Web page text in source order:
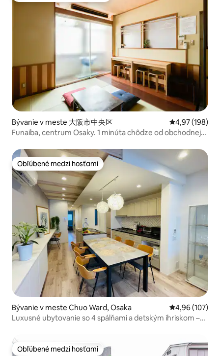
Bývanie v meste 大阪市中央区 Priemerné
4,97 (198)
Funaiba, centrum Osaky. 1 minúta chôdze od obchodnej
Vynikajúca dostupnosť! 2F (47 m²)
Obľúbené medzi hosťami
Obľúbené medzi hosťami
Bývanie v meste Chuo Ward, Osaka Priemerné
4,96 (107)
Luxusné ubytovanie so 4 spálňami a detským ihriskom –
Obľúbené medzi hosťami
Obľúbené medzi hosťami